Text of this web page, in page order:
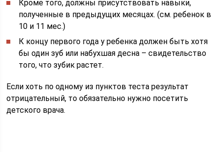
Кроме того, должны присутствовать навыки,
полученные в предыдущих месяцах. (см. ребенок в
10 и 11 мес.)
К концу первого года у ребенка должен быть хотя
бы один зуб или набухшая десна – свидетельство
того, что зубик растет.
Если хоть по одному из пунктов теста результат
отрицательный, то обязательно нужно посетить
детского врача.